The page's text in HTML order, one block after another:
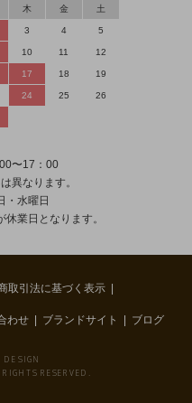
木 金 土
3 4 5
10 11 12
17 18 19
24 25 26
〜17：00
異なります。
・水曜日
業日となります。
取引法に基づく表示
わせ ブランドサイト ブログ
DESIGN
RESERVED.